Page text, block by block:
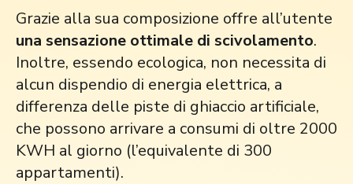
Grazie alla sua composizione offre all’utente
una sensazione ottimale di scivolamento.
Inoltre, essendo ecologica, non necessita di
alcun dispendio di energia elettrica, a
differenza delle piste di ghiaccio artificiale,
che possono arrivare a consumi di oltre 2000
KWH al giorno (l’equivalente di 300
appartamenti).